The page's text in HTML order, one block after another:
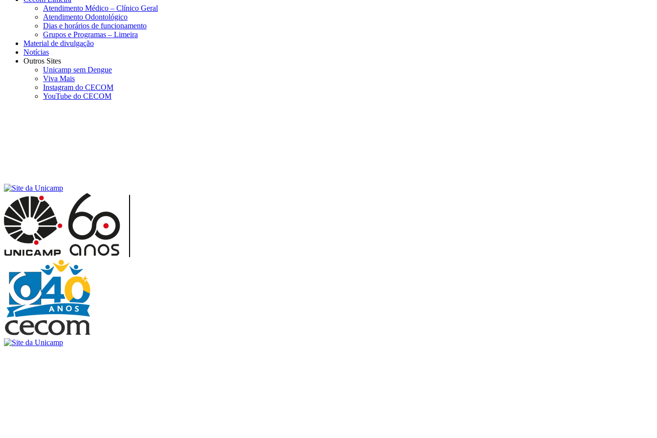
Atendimento Médico – Clínico Geral
Atendimento Odontológico
Dias e horários de funcionamento
Grupos e Programas – Limeira
Material de divulgação
Notícias
Outros Sites
Unicamp sem Dengue
Viva Mais
Instagram do CECOM
YouTube do CECOM